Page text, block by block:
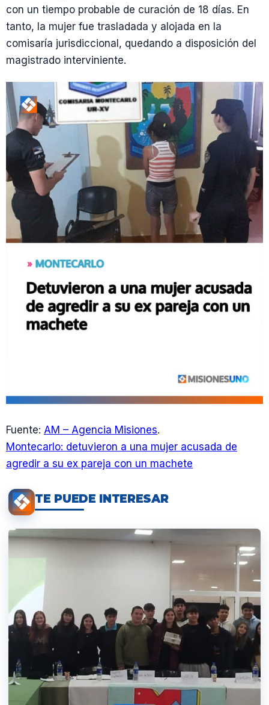
con un tiempo probable de curación de 18 días. En
tanto, la mujer fue trasladada y alojada en la
comisaría jurisdiccional, quedando a disposición del
magistrado interviniente.
Fuente: AM – Agencia Misiones.
Montecarlo: detuvieron a una mujer acusada de
agredir a su ex pareja con un machete
TE PUEDE INTERESAR